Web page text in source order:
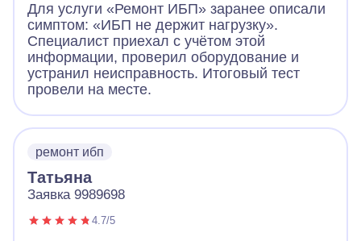
Для услуги «Ремонт ИБП» заранее описали
симптом: «ИБП не держит нагрузку».
Специалист приехал с учётом этой
информации, проверил оборудование и
устранил неисправность. Итоговый тест
провели на месте.
ремонт ибп
Татьяна
Заявка 9989698
4.7/5